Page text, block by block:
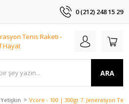
0 (212) 248 15 29
ARA
Yetişkin Vcore - 100 | 300gr 7. Jenerasyon